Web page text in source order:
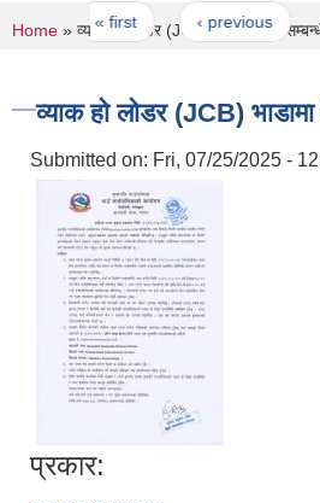
Pages
« first ‹ previous …
You are here
Home » व्याक हो लोडर (JCB) भाडामा दिने
व्याक हो लोडर (JCB)
Submitted on: Fri, 07/25/2025 -
प्रकार: